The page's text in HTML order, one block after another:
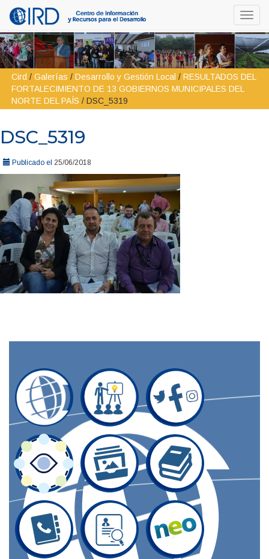
Cird / Galerías / Desarrollo y Gestión Local / RESULTADOS DEL
FORTALECIMIENTO DE 13 GOBIERNOS MUNICIPALES DEL
NORTE DEL PAÍS / DSC_5319
DSC_5319
Publicado el 25/06/2018